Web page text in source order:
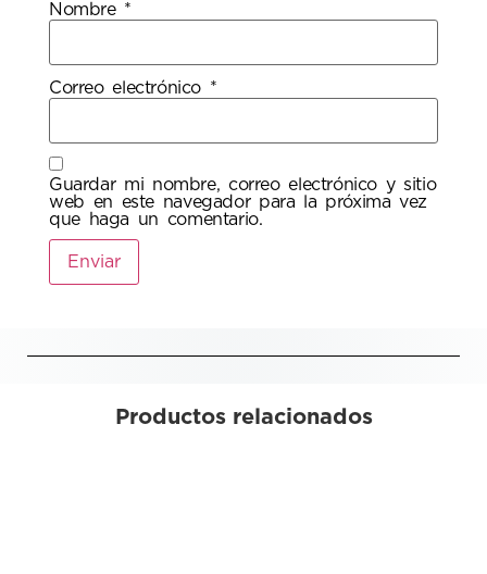
Nombre *
Correo electrónico *
Guardar mi nombre, correo electrónico y sitio
web en este navegador para la próxima vez
que haga un comentario.
Productos relacionados